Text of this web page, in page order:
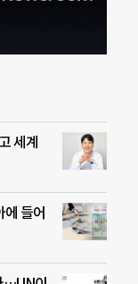
세계
들어